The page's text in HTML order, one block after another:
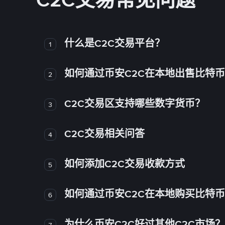
1 什么是C2C交易平台？
2 如何通过币安C2C在本地出售比特币
3 C2C交易区支持哪些数字货币？
4 C2C交易相关问答
5 如何添加C2C交易收款方式
6 如何通过币安C2C在本地购买比特币